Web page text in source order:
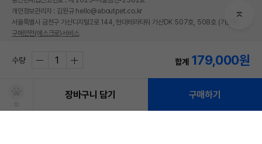
수량 합계 179,000원
장바구니 담기 구매하기
개인정보관리자 : 김원규 hello@aboutpet.co.kr
서울특별시 금천구 가산디지털2로 144, 현대테라타워 가산DK 507호, 508호 (가산동)
구매안전(에스크로)서비스